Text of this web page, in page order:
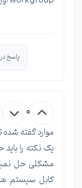
پاسخ در 1395/09/02 توسط
0
موارد گفته
یک نکته را
مشکلی حل
کابل سیستم